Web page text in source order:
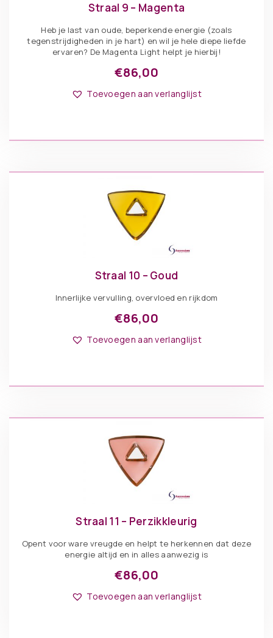
Straal 9 – Magenta
Heb je last van oude, beperkende energie (zoals
tegenstrijdigheden in je hart) en wil je hele diepe liefde
ervaren? De Magenta Light helpt je hierbij!
€86,00
Toevoegen aan verlanglijst
Straal 10 – Goud
Innerlijke vervulling, overvloed en rijkdom
€86,00
Toevoegen aan verlanglijst
Straal 11 – Perzikkleurig
Opent voor ware vreugde en helpt te herkennen dat deze
energie altijd en in alles aanwezig is
€86,00
Toevoegen aan verlanglijst